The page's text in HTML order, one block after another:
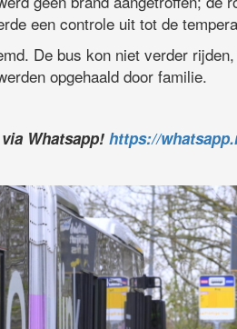
een controle uit tot de
De bus kon niet verder
opgehaald door familie.
Whatsapp! https://